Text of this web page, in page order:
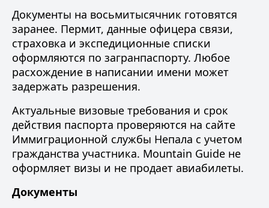
Документы на восьмитысячник готовятся
заранее. Пермит, данные офицера связи,
страховка и экспедиционные списки
оформляются по загранпаспорту. Любое
расхождение в написании имени может
задержать разрешения.
Актуальные визовые требования и срок
действия паспорта проверяются на сайте
Иммиграционной службы Непала с учетом
гражданства участника. Mountain Guide не
оформляет визы и не продает авиабилеты.
Документы